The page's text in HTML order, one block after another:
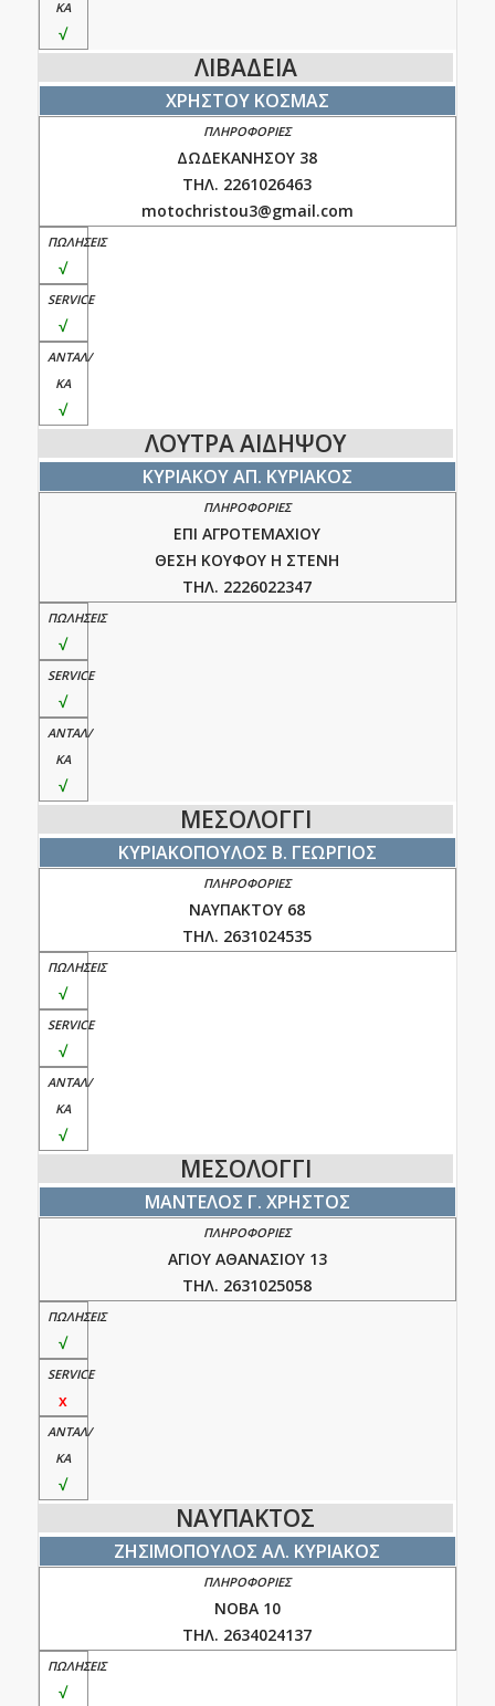
√
ΛΙΒΑΔΕΙΑ
ΧΡΗΣΤΟΥ ΚΟΣΜΑΣ
ΔΩΔΕΚΑΝΗΣΟΥ 38
ΤΗΛ. 2261026463
motochristou3@gmail.com
√
√
√
ΛΟΥΤΡΑ ΑΙΔΗΨΟΥ
ΚΥΡΙΑΚΟΥ ΑΠ. ΚΥΡΙΑΚΟΣ
ΕΠΙ ΑΓΡΟΤΕΜΑΧΙΟΥ
ΘΕΣΗ ΚΟΥΦΟΥ Η ΣΤΕΝΗ
ΤΗΛ. 2226022347
√
√
√
ΜΕΣΟΛΟΓΓΙ
ΚΥΡΙΑΚΟΠΟΥΛΟΣ Β. ΓΕΩΡΓΙΟΣ
ΝΑΥΠΑΚΤΟΥ 68
ΤΗΛ. 2631024535
√
√
√
ΜΕΣΟΛΟΓΓΙ
ΜΑΝΤΕΛΟΣ Γ. ΧΡΗΣΤΟΣ
ΑΓΙΟΥ ΑΘΑΝΑΣΙΟΥ 13
ΤΗΛ. 2631025058
√
x
√
ΝΑΥΠΑΚΤΟΣ
ΖΗΣΙΜΟΠΟΥΛΟΣ ΑΛ. ΚΥΡΙΑΚΟΣ
ΝΟΒΑ 10
ΤΗΛ. 2634024137
√